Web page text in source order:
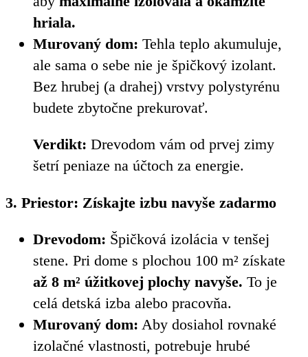
hriala.
Murovaný dom: Tehla teplo akumuluje,
ale sama o sebe nie je špičkový izolant.
Bez hrubej (a drahej) vrstvy polystyrénu
budete zbytočne prekurovať.
Verdikt: Drevodom vám od prvej zimy
šetrí peniaze na účtoch za energie.
3. Priestor: Získajte izbu navyše zadarmo
Drevodom: Špičková izolácia v tenšej
stene. Pri dome s plochou 100 m² získate
až 8 m² úžitkovej plochy navyše. To je
celá detská izba alebo pracovňa.
Murovaný dom: Aby dosiahol rovnaké
izolačné vlastnosti, potrebuje hrubé